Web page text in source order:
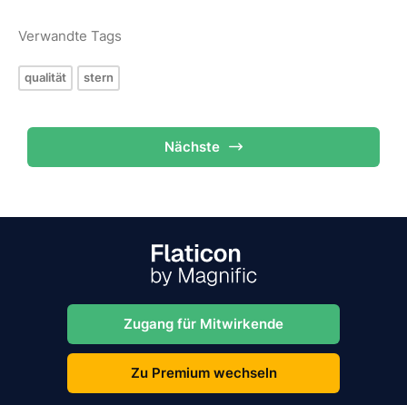
Verwandte Tags
qualität stern
Nächste
Zugang für Mitwirkende
Zu Premium wechseln